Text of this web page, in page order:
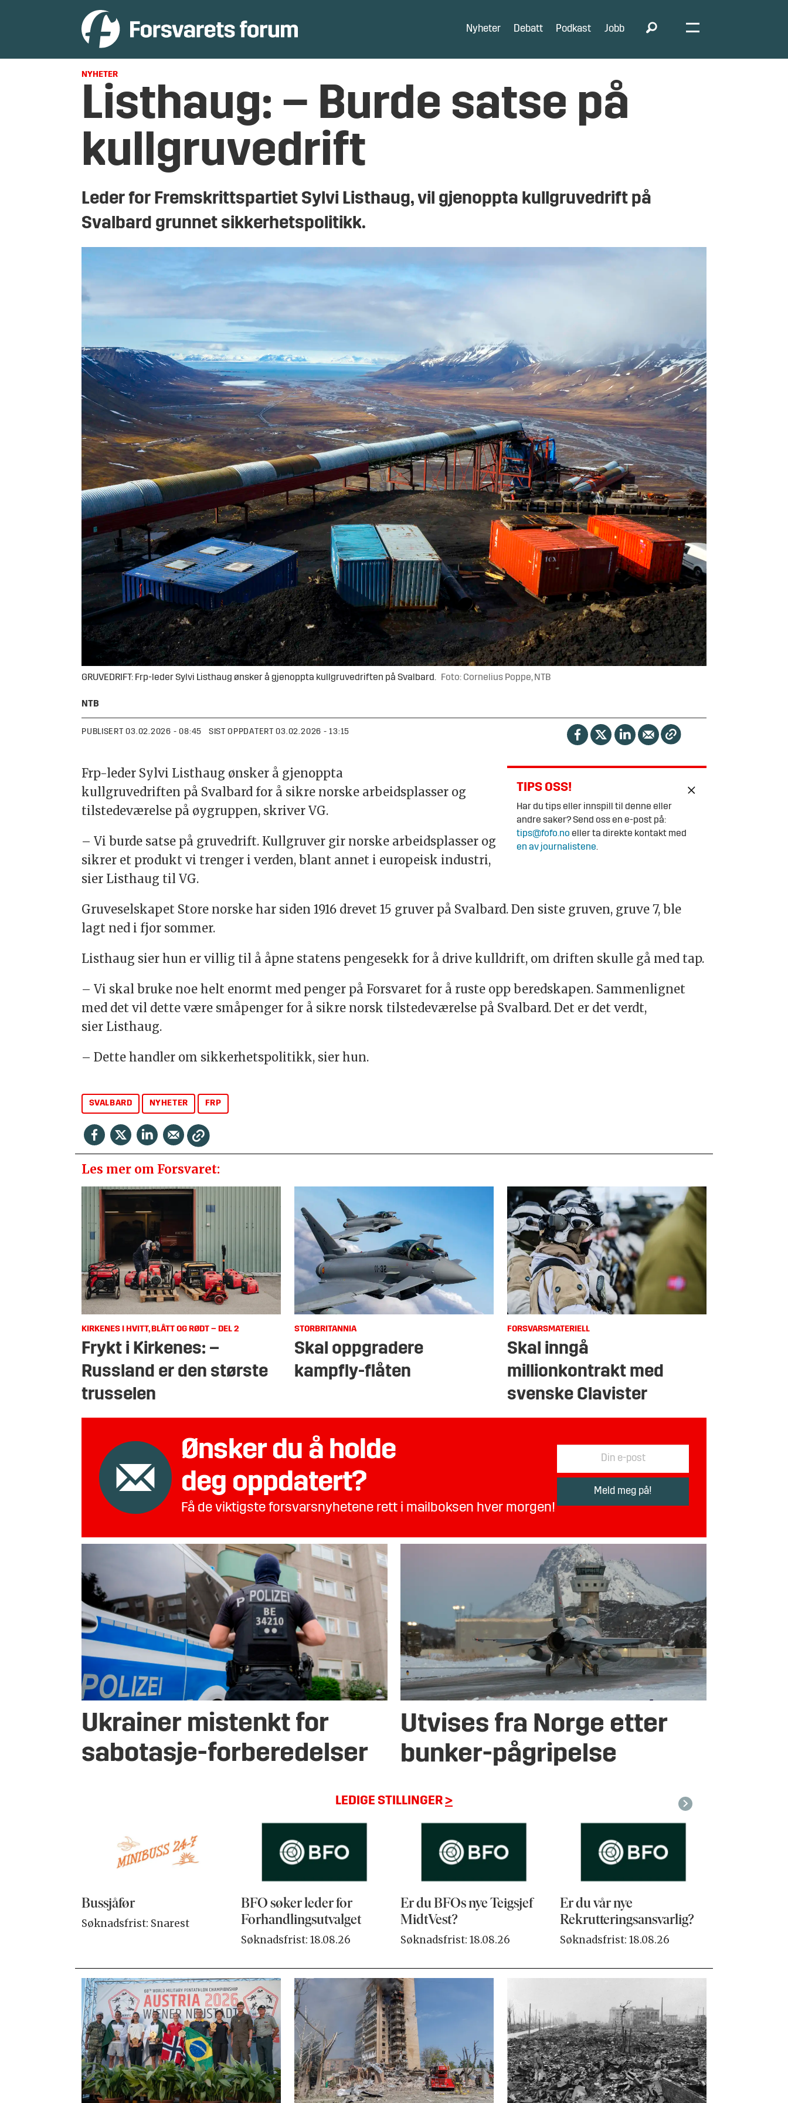
Nyheter Debatt Podkast Jobb
NYHETER
Listhaug: – Burde satse på
kullgruvedrift
Leder for Fremskrittspartiet Sylvi Listhaug, vil gjenoppta kullgruvedrift på
Svalbard grunnet sikkerhetspolitikk.
GRUVEDRIFT: Frp-leder Sylvi Listhaug ønsker å gjenoppta kullgruvedriften på Svalbard. Foto: Cornelius Poppe, NTB
NTB
PUBLISERT 03.02.2026 - 08:45 SIST OPPDATERT 03.02.2026 - 13:15
TIPS OSS!
Har du tips eller innspill til denne eller
andre saker? Send oss en e-post på:
tips@fofo.no eller ta direkte kontakt med
en av journalistene.
Frp-leder Sylvi Listhaug ønsker å gjenoppta
kullgruvedriften på Svalbard for å sikre norske arbeidsplasser og
tilstedeværelse på øygruppen, skriver VG.
– Vi burde satse på gruvedrift. Kullgruver gir norske arbeidsplasser og
sikrer et produkt vi trenger i verden, blant annet i europeisk industri,
sier Listhaug til VG.
Gruveselskapet Store norske har siden 1916 drevet 15 gruver på Svalbard. Den siste gruven, gruve 7, ble
lagt ned i fjor sommer.
Listhaug sier hun er villig til å åpne statens pengesekk for å drive kulldrift, om driften skulle gå med tap.
– Vi skal bruke noe helt enormt med penger på Forsvaret for å ruste opp beredskapen. Sammenlignet
med det vil dette være småpenger for å sikre norsk tilstedeværelse på Svalbard. Det er det verdt,
sier Listhaug.
– Dette handler om sikkerhetspolitikk, sier hun.
SVALBARD NYHETER FRP
Les mer om Forsvaret:
KIRKENES I HVITT, BLÅTT OG RØDT – DEL 2
Frykt i Kirkenes: –
Russland er den største
trusselen
STORBRITANNIA
Skal oppgradere
kampfly-flåten
FORSVARSMATERIELL
Skal inngå
millionkontrakt med
svenske Clavister
Ønsker du å holde
deg oppdatert?
Få de viktigste forsvarsnyhetene rett i mailboksen hver morgen!
Ukrainer mistenkt for
sabotasje-forberedelser
Utvises fra Norge etter
bunker-pågripelse
LEDIGE STILLINGER>
Bussjåfør
Søknadsfrist: Snarest
BFO søker leder for
Forhandlingsutvalget
Søknadsfrist: 18.08.26
Er du BFOs nye Teigsjef
MidtVest?
Søknadsfrist: 18.08.26
Er du vår nye
Rekrutteringsansvarlig?
Søknadsfrist: 18.08.26